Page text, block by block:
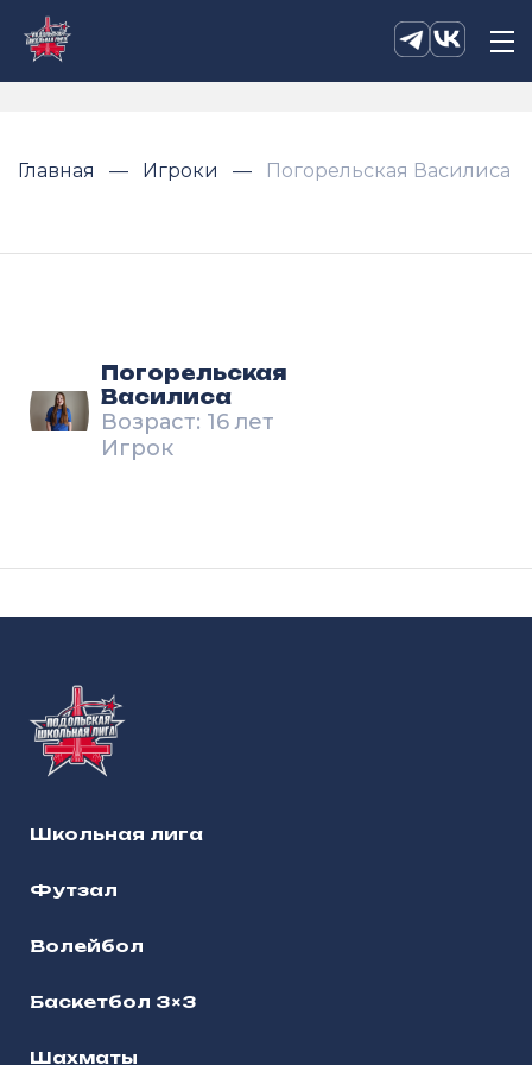
Главная Игроки Погорельская Василиса
Погорельская
Василиса
Возраст: 16 лет
Игрок
Школьная лига
Футзал
Волейбол
Баскетбол 3×3
Шахматы